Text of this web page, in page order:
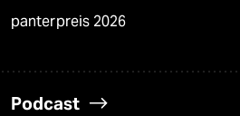
panterpreis 2026
Podcast